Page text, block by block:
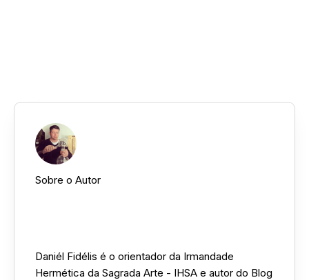
Sobre o Autor
Daniél Fidélis é o orientador da Irmandade
Hermética da Sagrada Arte - IHSA e autor do Blog